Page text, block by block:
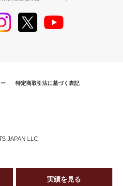
実績を見る
特定商取引法に基づく表記
JAPAN LLC